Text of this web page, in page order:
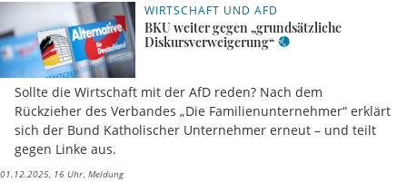
WIRTSCHAFT UND AFD
BKU weiter gegen „grundsätzliche
Diskursverweigerung“
Sollte die Wirtschaft mit der AfD reden? Nach dem
Rückzieher des Verbandes „Die Familienunternehmer“ erklärt
sich der Bund Katholischer Unternehmer erneut – und teilt
gegen Linke aus.
01.12.2025, 16 Uhr Meldung